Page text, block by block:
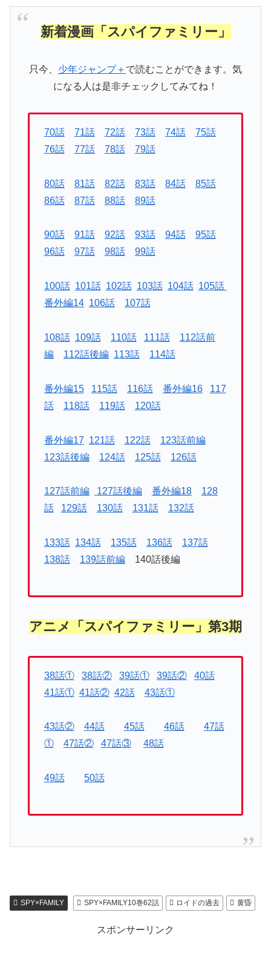
新着漫画「スパイファミリー」
只今、 少年ジャンプ＋ で読むことができます。気
になる人は是非チェックしてみてね！
70話 71話 72話 73話 74話
75話
76話
77話 78話 79話
80話 81話 82話 83話 84話
85話
86話
87話 88話 89話
90話 91話 92話 93話 94話
95話
96話
97話 98話 99話
100話 101話 102話 103話 104話 105話
番外編14 106話 107話
108話 109話 110話 111話
112話前
編
112話後編 113話 114話
番外編15 115話 116話 番外編16
117
話
118話 119話 120話
番外編17 121話 122話
123話前編
123話後編
124話 125話 126話
127話前編 127話後編 番外編18
128
話
129話 130話 131話 132話
133話 134話 135話 136話
137話
138話
139話前編140話後編
アニメ「スパイファミリー」第3期
38話① 38話② 39話① 39話②
40話
41話① 41話② 42話 43話①
43話② 44話 45話 46話
47話
①
47話② 47話③ 48話
49話 50話
SPY×FAMILY SPY×FAMILY10巻62話 ロイドの過去 黄昏
スポンサーリンク